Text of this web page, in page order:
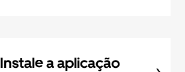
Instale a aplicação